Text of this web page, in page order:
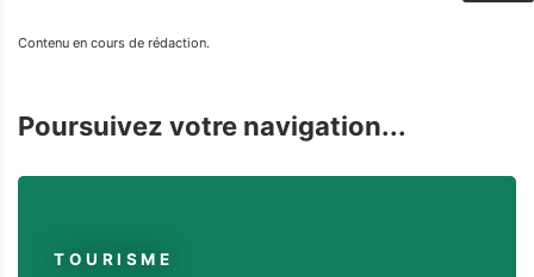
Contenu en cours de rédaction.
Poursuivez votre navigation...
TOURISME